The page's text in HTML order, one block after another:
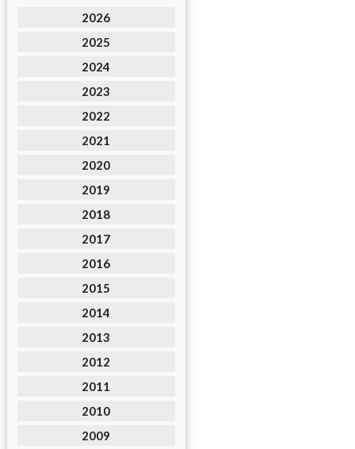
2026
2025
2024
2023
2022
2021
2020
2019
2018
2017
2016
2015
2014
2013
2012
2011
2010
2009